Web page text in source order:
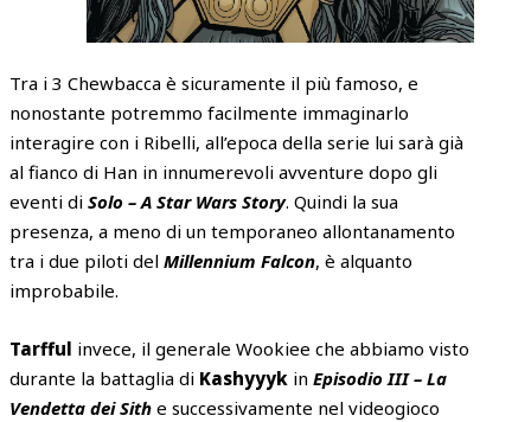
Tra i 3 Chewbacca è sicuramente il più famoso, e
nonostante potremmo facilmente immaginarlo
interagire con i Ribelli, all’epoca della serie lui sarà già
al fianco di Han in innumerevoli avventure dopo gli
eventi diSolo – A Star Wars Story. Quindi la sua
presenza, a meno di un temporaneo allontanamento
tra i due piloti delMillennium Falcon, è alquanto
improbabile.
Tarfful invece, il generale Wookiee che abbiamo visto
durante la battaglia di Kashyyyk inEpisodio III – La
Vendetta dei Sith e successivamente nel videogioco